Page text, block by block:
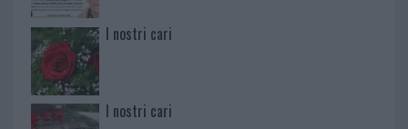
I nostri cari
I nostri cari